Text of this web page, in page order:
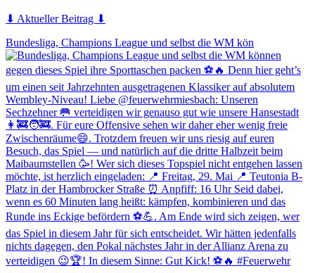
⬇ Aktueller Beitrag ⬇
Bundesliga, Champions League und selbst die WM kön